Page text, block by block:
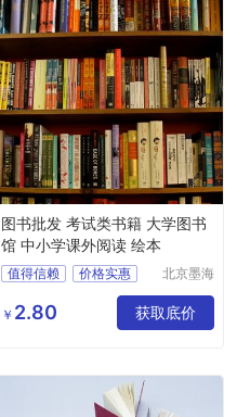
图书批发 考试类书籍 大学图书
馆 中小学课外阅读 绘本
值得信赖
价格实惠
北京墨海
有限公司
￥ 2.80 获取底价